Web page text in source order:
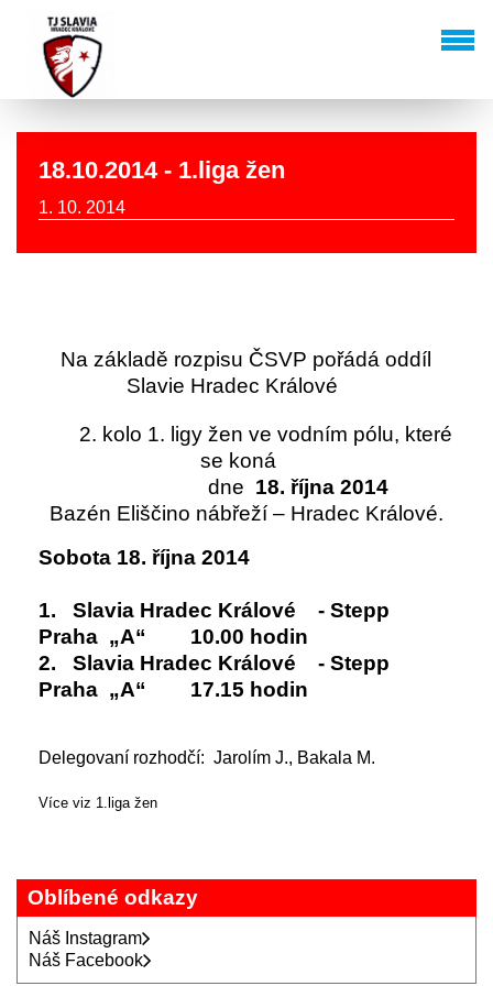
18.10.2014 - 1.liga žen
1. 10. 2014
Na základě rozpisu ČSVP pořádá oddíl
Slavie Hradec Králové
2. kolo 1. ligy žen ve vodním pólu, které
se koná
dne 18. října 2014
Bazén Eliščino nábřeží – Hradec Králové.
Sobota 18. října 2014
1. Slavia Hradec Králové - Stepp
Praha „A“ 10.00 hodin
2. Slavia Hradec Králové - Stepp
Praha „A“ 17.15 hodin
Delegovaní rozhodčí: Jarolím J., Bakala M.
Více viz 1.liga žen
Oblíbené odkazy
Náš Instagram
Náš Facebook